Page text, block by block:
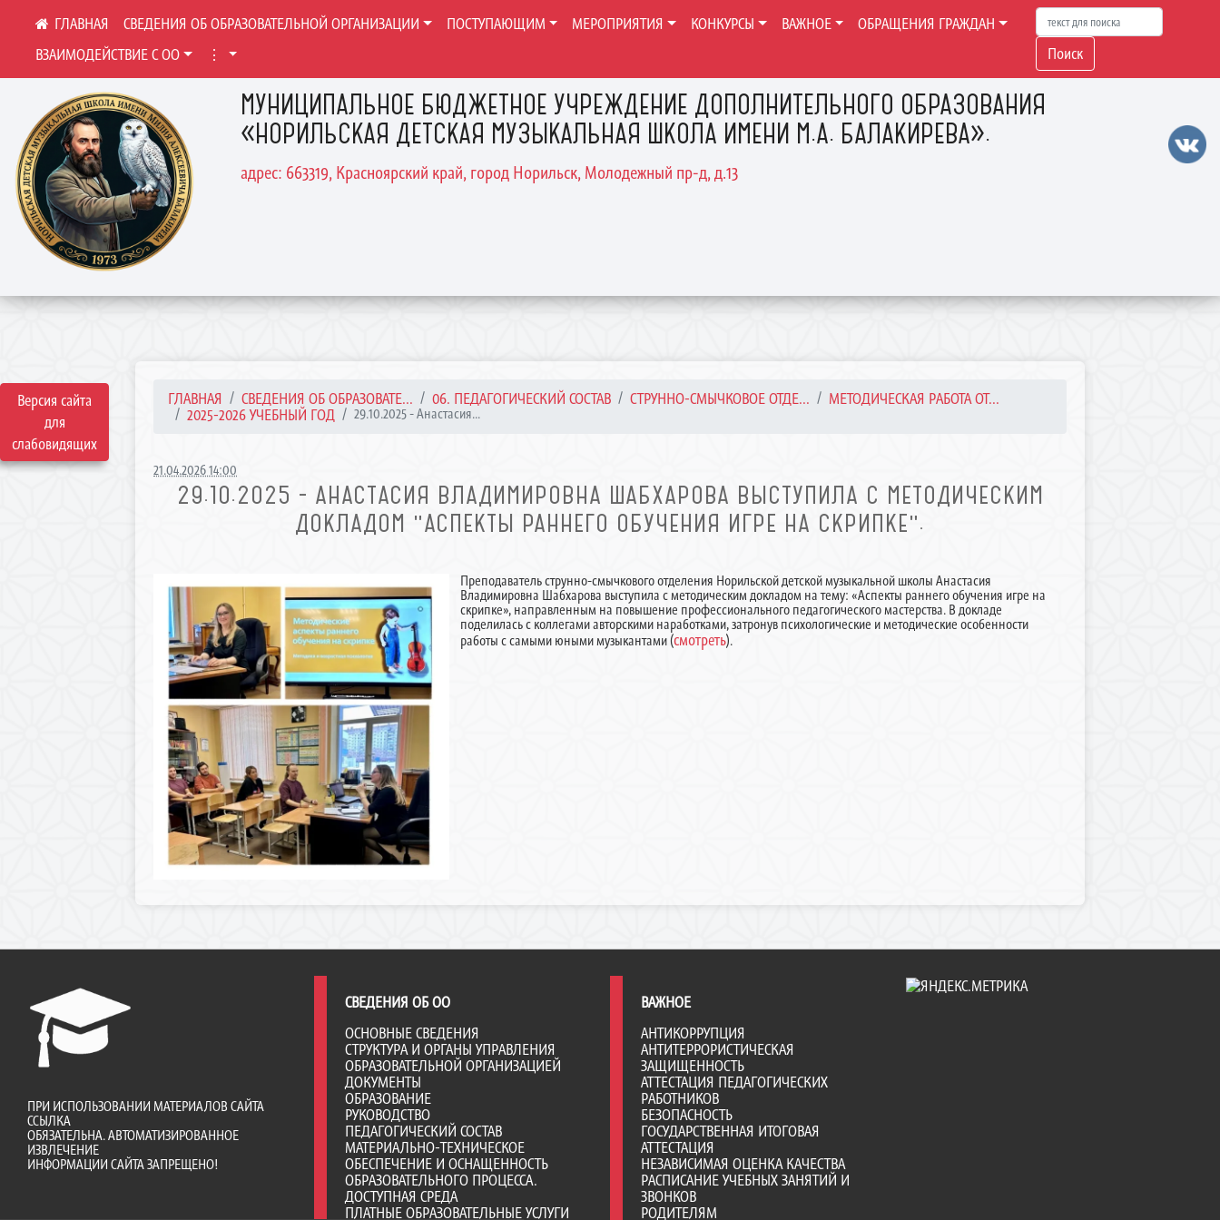
Версия сайта
для
слабовидящих
МУНИЦИПАЛЬНОЕ БЮДЖЕТНОЕ УЧРЕЖДЕНИЕ ДОПОЛНИТЕЛЬНОГО ОБРАЗОВАНИЯ
«НОРИЛЬСКАЯ ДЕТСКАЯ МУЗЫКАЛЬНАЯ ШКОЛА ИМЕНИ М.А. БАЛАКИРЕВА».
адрес: 663319, Красноярский край, город Норильск, Молодежный пр-д, д.13
СВЕДЕНИЯ ОБ ОБРАЗОВАТЕЛЬНОЙ ОРГАНИЗАЦИИ ПОСТУПАЮЩИМ МЕРОПРИЯТИЯ КОНКУРСЫ ВАЖНОЕ
ОБРАЩЕНИЯ ГРАЖДАН
ВЗАИМОДЕЙСТВИЕ С ОО
⋮ Поиск
ГЛАВНАЯ СВЕДЕНИЯ ОБ ОБРАЗОВАТЕ... 06. ПЕДАГОГИЧЕСКИЙ СОСТАВ СТРУННО-СМЫЧКОВОЕ ОТДЕ...
МЕТОДИЧЕСКАЯ РАБОТА ОТ...
2025-2026 УЧЕБНЫЙ ГОД
29.10.2025 - Анастасия...
21.04.2026 14:00
29.10.2025 - АНАСТАСИЯ ВЛАДИМИРОВНА ШАБХАРОВА ВЫСТУПИЛА С МЕТОДИЧЕСКИМ
ДОКЛАДОМ "АСПЕКТЫ РАННЕГО ОБУЧЕНИЯ ИГРЕ НА СКРИПКЕ".
Преподаватель струнно-смычкового отделения Норильской детской музыкальной школы Анастасия
Владимировна Шабхарова выступила с методическим докладом на тему: «Аспекты раннего обучения игре на
скрипке», направленным на повышение профессионального педагогического мастерства. В докладе
поделилась с коллегами авторскими наработками, затронув психологические и методические особенности
работы с самыми юными музыкантами (смотреть).
ПРИ ИСПОЛЬЗОВАНИИ МАТЕРИАЛОВ САЙТА
ССЫЛКА
ОБЯЗАТЕЛЬНА. АВТОМАТИЗИРОВАННОЕ
ИЗВЛЕЧЕНИЕ
ИНФОРМАЦИИ САЙТА ЗАПРЕЩЕНО!
СВЕДЕНИЯ ОБ ОО
ОСНОВНЫЕ СВЕДЕНИЯ
СТРУКТУРА И ОРГАНЫ УПРАВЛЕНИЯ
ОБРАЗОВАТЕЛЬНОЙ ОРГАНИЗАЦИЕЙ
ДОКУМЕНТЫ
ОБРАЗОВАНИЕ
РУКОВОДСТВО
ПЕДАГОГИЧЕСКИЙ СОСТАВ
МАТЕРИАЛЬНО-ТЕХНИЧЕСКОЕ
ОБЕСПЕЧЕНИЕ И ОСНАЩЕННОСТЬ
ОБРАЗОВАТЕЛЬНОГО ПРОЦЕССА.
ДОСТУПНАЯ СРЕДА
ПЛАТНЫЕ ОБРАЗОВАТЕЛЬНЫЕ УСЛУГИ
ВАЖНОЕ
АНТИКОРРУПЦИЯ
АНТИТЕРРОРИСТИЧЕСКАЯ
ЗАЩИЩЕННОСТЬ
АТТЕСТАЦИЯ ПЕДАГОГИЧЕСКИХ
РАБОТНИКОВ
БЕЗОПАСНОСТЬ
ГОСУДАРСТВЕННАЯ ИТОГОВАЯ
АТТЕСТАЦИЯ
НЕЗАВИСИМАЯ ОЦЕНКА КАЧЕСТВА
РАСПИСАНИЕ УЧЕБНЫХ ЗАНЯТИЙ И
ЗВОНКОВ
РОДИТЕЛЯМ